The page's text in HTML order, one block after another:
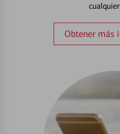
Obtener más